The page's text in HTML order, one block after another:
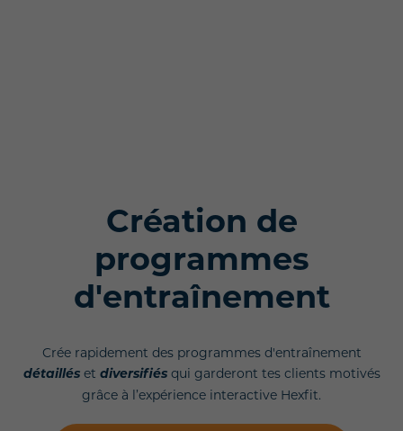
Création de
programmes
d'entraînement
Crée rapidement des programmes d'entraînement
détaillés et diversifiés qui garderont tes clients motivés
grâce à l’expérience interactive Hexfit.